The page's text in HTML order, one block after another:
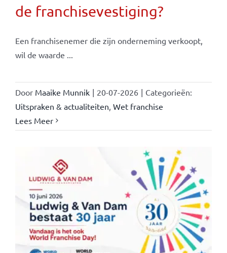
de franchisevestiging?
Een franchisenemer die zijn onderneming verkoopt,
wil de waarde ...
Door Maaike Munnik | 20-07-2026 | Categorieën:
Uitspraken & actualiteiten, Wet franchise
Lees Meer